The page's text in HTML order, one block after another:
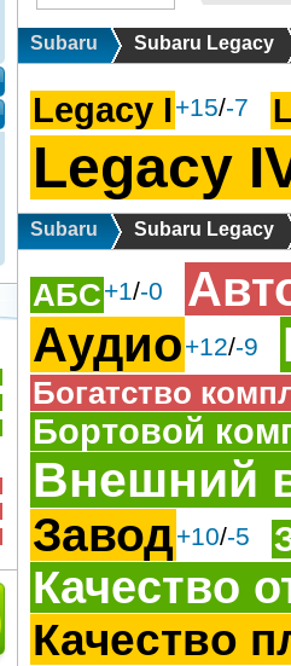
Subaru Subaru Legacy
Legacy I+15/-7
Legacy
Subaru Subaru Legacy
АБС+1/-0
Аудио+12/-9
Богатство
Бортовой
Внешний
Завод+10/-5
Качество
Качество